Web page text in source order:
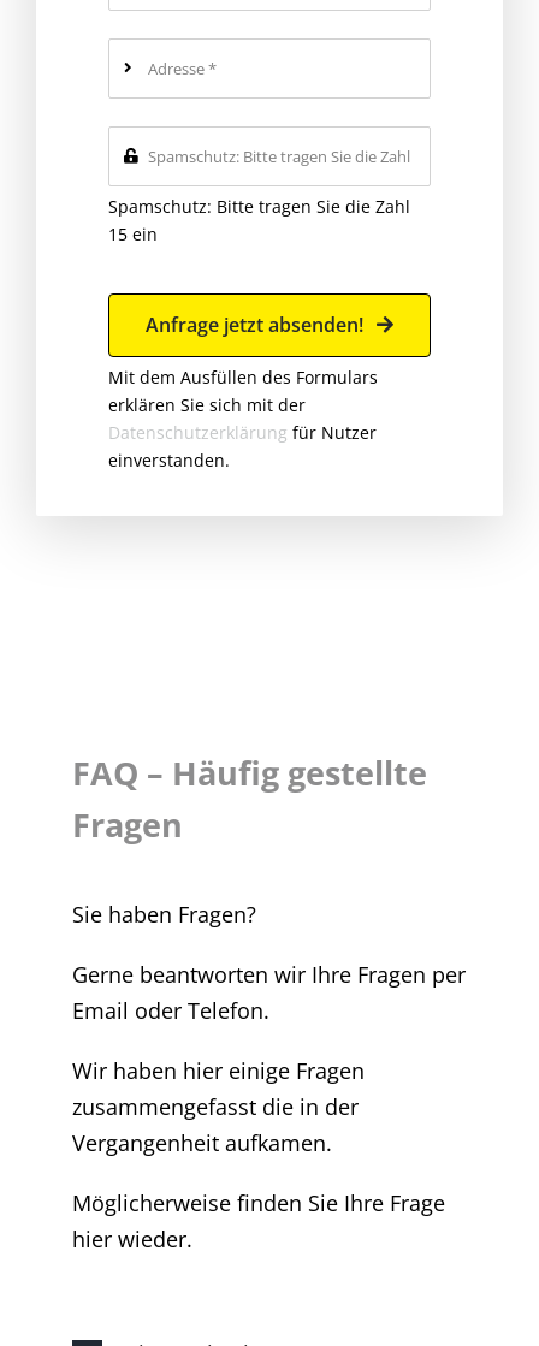
Spamschutz: Bitte tragen Sie die Zahl
15 ein
Anfrage jetzt absenden!
Mit dem Ausfüllen des Formulars
erklären Sie sich mit der
Datenschutzerklärung für Nutzer
einverstanden.
FAQ – Häufig gestellte
Fragen
Sie haben Fragen?
Gerne beantworten wir Ihre Fragen per
Email oder Telefon.
Wir haben hier einige Fragen
zusammengefasst die in der
Vergangenheit aufkamen.
Möglicherweise finden Sie Ihre Frage
hier wieder.